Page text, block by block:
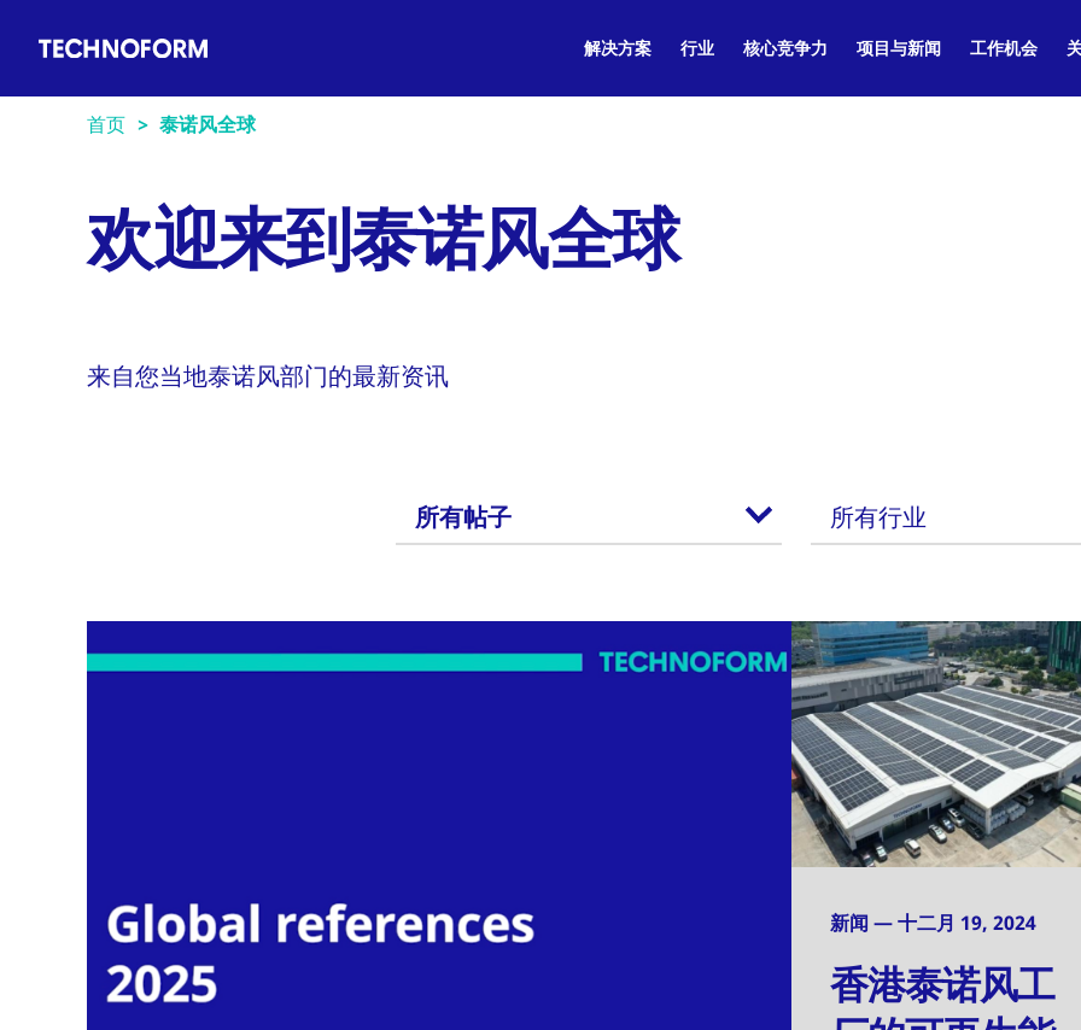
navigation
解决方案 行业 核心竞争力 项目与新闻 工作机会
首页 泰诺风全球
欢迎来到泰诺风全球
来自您当地泰诺风部门的最新资讯
所有帖子 所有行业
新闻 — 十二月 19, 2024
香港泰诺风工